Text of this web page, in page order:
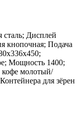
сталь; Дисплей
кнопочная; Подача
Мощность 1400;
кофе молотый/
для зёрен